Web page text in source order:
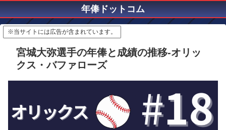
年俸ドットコム
※当サイトには広告が含まれています。
宮城大弥選手の年俸と成績の推移-オリッ
クス・バファローズ